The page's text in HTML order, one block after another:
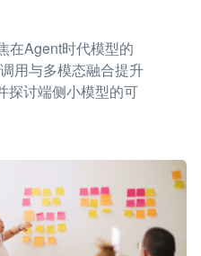
在Agent时代模型的
用与多模态融合提升
探讨端侧小模型的可